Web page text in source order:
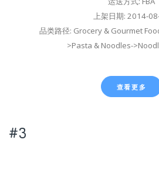
上架日期: 2014-
品类路径: Grocery & Gourmet
>Pasta & Noodles-
查看更多
#3